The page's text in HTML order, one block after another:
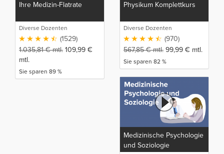
Ihre Medizin-Flatrate
Diverse Dozenten
(1529)
1.035,81€mtl. 109,99 €
mtl.
Sie sparen 89 %
Physikum Komplettkurs
Diverse Dozenten
(970)
567,85€mtl. 99,99 € mtl.
Sie sparen 82 %
Medizinische Psychologie
und Soziologie